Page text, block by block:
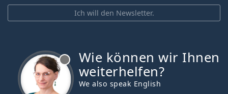
Ich will den Newsletter.
Wie können wir Ihnen
weiterhelfen?
We also speak English